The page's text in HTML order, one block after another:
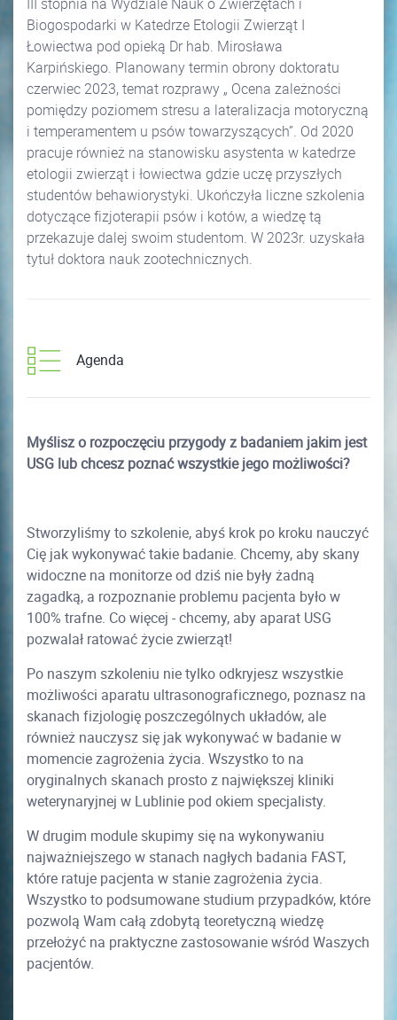
Biogospodarki w Katedrze Etologii Zwierząt I
Łowiectwa pod opieką Dr hab. Mirosława
Karpińskiego. Planowany termin obrony doktoratu
czerwiec 2023, temat rozprawy „ Ocena zależności
pomiędzy poziomem stresu a lateralizacja motoryczną
i temperamentem u psów towarzyszących”. Od 2020
pracuje również na stanowisku asystenta w katedrze
etologii zwierząt i łowiectwa gdzie uczę przyszłych
studentów behawiorystyki. Ukończyła liczne szkolenia
dotyczące fizjoterapii psów i kotów, a wiedzę tą
przekazuje dalej swoim studentom. W 2023r. uzyskała
tytuł doktora nauk zootechnicznych.
Agenda
Myślisz o rozpoczęciu przygody z badaniem jakim jest
USG lub chcesz poznać wszystkie jego możliwości?
Stworzyliśmy to szkolenie, abyś krok po kroku nauczyć
Cię jak wykonywać takie badanie. Chcemy, aby skany
widoczne na monitorze od dziś nie były żadną
zagadką, a rozpoznanie problemu pacjenta było w
100% trafne. Co więcej - chcemy, aby aparat USG
pozwalał ratować życie zwierząt!
Po naszym szkoleniu nie tylko odkryjesz wszystkie
możliwości aparatu ultrasonograficznego, poznasz na
skanach fizjologię poszczególnych układów, ale
również nauczysz się jak wykonywać w badanie w
momencie zagrożenia życia. Wszystko to na
oryginalnych skanach prosto z największej kliniki
weterynaryjnej w Lublinie pod okiem specjalisty.
W drugim module skupimy się na wykonywaniu
najważniejszego w stanach nagłych badania FAST,
które ratuje pacjenta w stanie zagrożenia życia.
Wszystko to podsumowane studium przypadków, które
pozwolą Wam całą zdobytą teoretyczną wiedzę
przełożyć na praktyczne zastosowanie wśród Waszych
pacjentów.